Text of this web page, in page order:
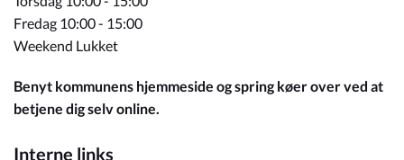
Fredag 10:00 - 15:00
Weekend Lukket
Benyt kommunens hjemmeside og spring køer over ved at
betjene dig selv online.
Interne links